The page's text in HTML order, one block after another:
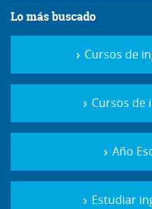
Lo más buscado
Cursos de
Cursos de
Año
Estudiar